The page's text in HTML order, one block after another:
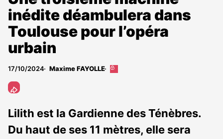
inédite déambulera dans
Toulouse pour l’opéra
urbain
17/10/2024 Maxime FAYOLLE
Cet
abonnés
Lilith est la Gardienne des Ténèbres.
Du haut de ses 11 mètres, elle sera